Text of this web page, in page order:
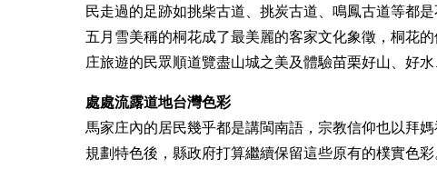
民走過的足跡如挑柴古道、挑炭古道、鳴鳳古道等都
五月雪美稱的桐花成了最美麗的客家文化象徵，桐花
庄旅遊的民眾順道覽盡山城之美及體驗苗栗好山、好水
處處流露道地台灣色彩
馬家庄內的居民幾乎都是講閩南語，宗教信仰也以拜
規劃特色後，縣政府打算繼續保留這些原有的樸實色彩